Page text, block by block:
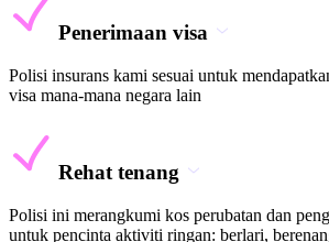
Penerimaan visa
Polisi insurans kami sesuai untuk
visa mana-mana negara lain
Rehat tenang
Polisi ini merangkumi kos perubatan dan
untuk pencinta aktiviti ringan: berlari,